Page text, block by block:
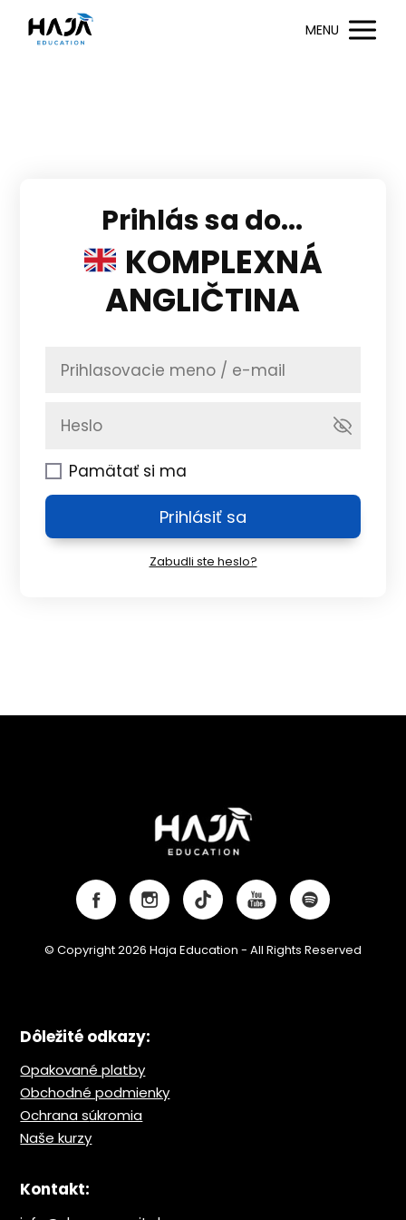
MENU
Prihlás sa do...
KOMPLEXNÁ
ANGLIČTINA
Pamätať si ma
Prihlásiť sa
Zabudli ste heslo?
© Copyright 2026 Haja Education - All Rights Reserved
Dôležité odkazy:
Opakované platby
Obchodné podmienky
Ochrana súkromia
Naše kurzy
Kontakt: